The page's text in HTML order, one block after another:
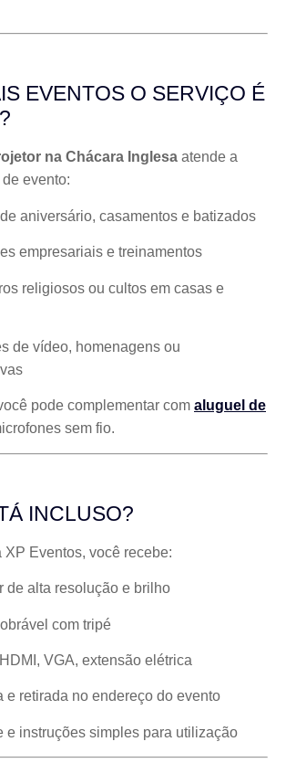
EVENTOS O SERVIÇO É
na Chácara Inglesa atende a
evento:
aniversário, casamentos e batizados
empresariais e treinamentos
religiosos ou cultos em casas e
de vídeo, homenagens ou
pode complementar com aluguel de
sem fio.
INCLUSO?
XP Eventos, você recebe:
de alta resolução e brilho
com tripé
VGA, extensão elétrica
e retirada no endereço do evento
e instruções simples para utilização